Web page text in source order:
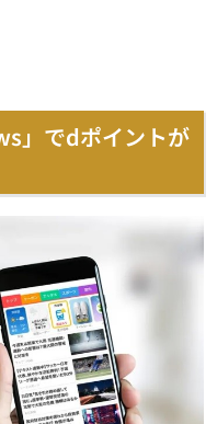
」でdポイントが